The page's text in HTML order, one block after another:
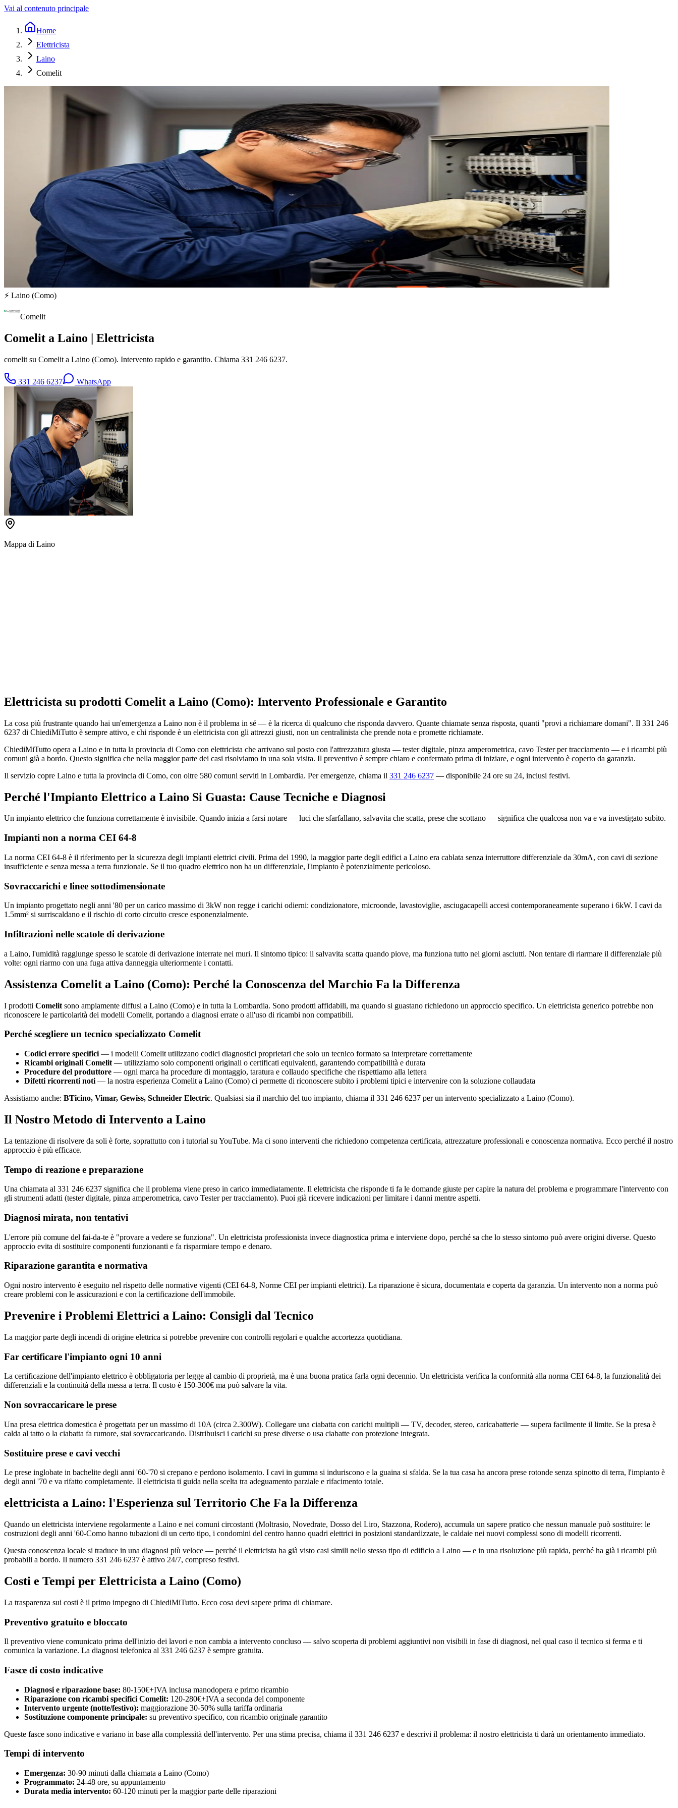
Vai al contenuto principale
Home
Elettricista
Laino
Comelit
⚡ Laino (Como)
Comelit
Comelit a Laino | Elettricista
comelit su Comelit a Laino (Como). Intervento rapido e garantito. Chiama 331 246 6237.
331 246 6237 WhatsApp
Mappa di Laino
Elettricista su prodotti Comelit a Laino (Como): Intervento Professionale e Garantito
La cosa più frustrante quando hai un'emergenza a Laino non è il problema in sé — è la ricerca di qualcuno che risponda davvero. Quante chiamate senza risposta, quanti "provi a richiamare domani". Il 331 246
6237 di ChiediMiTutto è sempre attivo, e chi risponde è un elettricista con gli attrezzi giusti, non un centralinista che prende nota e promette richiamate.
ChiediMiTutto opera a Laino e in tutta la provincia di Como con elettricista che arrivano sul posto con l'attrezzatura giusta — tester digitale, pinza amperometrica, cavo Tester per tracciamento — e i ricambi più
comuni già a bordo. Questo significa che nella maggior parte dei casi risolviamo in una sola visita. Il preventivo è sempre chiaro e confermato prima di iniziare, e ogni intervento è coperto da garanzia.
Il servizio copre Laino e tutta la provincia di Como, con oltre 580 comuni serviti in Lombardia. Per emergenze, chiama il 331 246 6237 — disponibile 24 ore su 24, inclusi festivi.
Perché l'Impianto Elettrico a Laino Si Guasta: Cause Tecniche e Diagnosi
Un impianto elettrico che funziona correttamente è invisibile. Quando inizia a farsi notare — luci che sfarfallano, salvavita che scatta, prese che scottano — significa che qualcosa non va e va investigato subito.
Impianti non a norma CEI 64-8
La norma CEI 64-8 è il riferimento per la sicurezza degli impianti elettrici civili. Prima del 1990, la maggior parte degli edifici a Laino era cablata senza interruttore differenziale da 30mA, con cavi di sezione
insufficiente e senza messa a terra funzionale. Se il tuo quadro elettrico non ha un differenziale, l'impianto è potenzialmente pericoloso.
Sovraccarichi e linee sottodimensionate
Un impianto progettato negli anni '80 per un carico massimo di 3kW non regge i carichi odierni: condizionatore, microonde, lavastoviglie, asciugacapelli accesi contemporaneamente superano i 6kW. I cavi da
1.5mm² si surriscaldano e il rischio di corto circuito cresce esponenzialmente.
Infiltrazioni nelle scatole di derivazione
a Laino, l'umidità raggiunge spesso le scatole di derivazione interrate nei muri. Il sintomo tipico: il salvavita scatta quando piove, ma funziona tutto nei giorni asciutti. Non tentare di riarmare il differenziale più
volte: ogni riarmo con una fuga attiva danneggia ulteriormente i contatti.
Assistenza Comelit a Laino (Como): Perché la Conoscenza del Marchio Fa la Differenza
I prodotti Comelit sono ampiamente diffusi a Laino (Como) e in tutta la Lombardia. Sono prodotti affidabili, ma quando si guastano richiedono un approccio specifico. Un elettricista generico potrebbe non
riconoscere le particolarità dei modelli Comelit, portando a diagnosi errate o all'uso di ricambi non compatibili.
Perché scegliere un tecnico specializzato Comelit
Codici errore specifici — i modelli Comelit utilizzano codici diagnostici proprietari che solo un tecnico formato sa interpretare correttamente
Ricambi originali Comelit — utilizziamo solo componenti originali o certificati equivalenti, garantendo compatibilità e durata
Procedure del produttore — ogni marca ha procedure di montaggio, taratura e collaudo specifiche che rispettiamo alla lettera
Difetti ricorrenti noti — la nostra esperienza Comelit a Laino (Como) ci permette di riconoscere subito i problemi tipici e intervenire con la soluzione collaudata
Assistiamo anche: BTicino, Vimar, Gewiss, Schneider Electric. Qualsiasi sia il marchio del tuo impianto, chiama il 331 246 6237 per un intervento specializzato a Laino (Como).
Il Nostro Metodo di Intervento a Laino
La tentazione di risolvere da soli è forte, soprattutto con i tutorial su YouTube. Ma ci sono interventi che richiedono competenza certificata, attrezzature professionali e conoscenza normativa. Ecco perché il nostro
approccio è più efficace.
Tempo di reazione e preparazione
Una chiamata al 331 246 6237 significa che il problema viene preso in carico immediatamente. Il elettricista che risponde ti fa le domande giuste per capire la natura del problema e programmare l'intervento con
gli strumenti adatti (tester digitale, pinza amperometrica, cavo Tester per tracciamento). Puoi già ricevere indicazioni per limitare i danni mentre aspetti.
Diagnosi mirata, non tentativi
L'errore più comune del fai-da-te è "provare a vedere se funziona". Un elettricista professionista invece diagnostica prima e interviene dopo, perché sa che lo stesso sintomo può avere origini diverse. Questo
approccio evita di sostituire componenti funzionanti e fa risparmiare tempo e denaro.
Riparazione garantita e normativa
Ogni nostro intervento è eseguito nel rispetto delle normative vigenti (CEI 64-8, Norme CEI per impianti elettrici). La riparazione è sicura, documentata e coperta da garanzia. Un intervento non a norma può
creare problemi con le assicurazioni e con la certificazione dell'immobile.
Prevenire i Problemi Elettrici a Laino: Consigli dal Tecnico
La maggior parte degli incendi di origine elettrica si potrebbe prevenire con controlli regolari e qualche accortezza quotidiana.
Far certificare l'impianto ogni 10 anni
La certificazione dell'impianto elettrico è obbligatoria per legge al cambio di proprietà, ma è una buona pratica farla ogni decennio. Un elettricista verifica la conformità alla norma CEI 64-8, la funzionalità dei
differenziali e la continuità della messa a terra. Il costo è 150-300€ ma può salvare la vita.
Non sovraccaricare le prese
Una presa elettrica domestica è progettata per un massimo di 10A (circa 2.300W). Collegare una ciabatta con carichi multipli — TV, decoder, stereo, caricabatterie — supera facilmente il limite. Se la presa è
calda al tatto o la ciabatta fa rumore, stai sovraccaricando. Distribuisci i carichi su prese diverse o usa ciabatte con protezione integrata.
Sostituire prese e cavi vecchi
Le prese inglobate in bachelite degli anni '60-'70 si crepano e perdono isolamento. I cavi in gumma si induriscono e la guaina si sfalda. Se la tua casa ha ancora prese rotonde senza spinotto di terra, l'impianto è
degli anni '70 e va rifatto completamente. Il elettricista ti guida nella scelta tra adeguamento parziale e rifacimento totale.
elettricista a Laino: l'Esperienza sul Territorio Che Fa la Differenza
Quando un elettricista interviene regolarmente a Laino e nei comuni circostanti (Moltrasio, Novedrate, Dosso del Liro, Stazzona, Rodero), accumula un sapere pratico che nessun manuale può sostituire: le
costruzioni degli anni '60-Como hanno tubazioni di un certo tipo, i condomini del centro hanno quadri elettrici in posizioni standardizzate, le caldaie nei nuovi complessi sono di modelli ricorrenti.
Questa conoscenza locale si traduce in una diagnosi più veloce — perché il elettricista ha già visto casi simili nello stesso tipo di edificio a Laino — e in una risoluzione più rapida, perché ha già i ricambi più
probabili a bordo. Il numero 331 246 6237 è attivo 24/7, compreso festivi.
Costi e Tempi per Elettricista a Laino (Como)
La trasparenza sui costi è il primo impegno di ChiediMiTutto. Ecco cosa devi sapere prima di chiamare.
Preventivo gratuito e bloccato
Il preventivo viene comunicato prima dell'inizio dei lavori e non cambia a intervento concluso — salvo scoperta di problemi aggiuntivi non visibili in fase di diagnosi, nel qual caso il tecnico si ferma e ti
comunica la variazione. La diagnosi telefonica al 331 246 6237 è sempre gratuita.
Fasce di costo indicative
Diagnosi e riparazione base: 80-150€+IVA inclusa manodopera e primo ricambio
Riparazione con ricambi specifici Comelit: 120-280€+IVA a seconda del componente
Intervento urgente (notte/festivo): maggiorazione 30-50% sulla tariffa ordinaria
Sostituzione componente principale: su preventivo specifico, con ricambio originale garantito
Queste fasce sono indicative e variano in base alla complessità dell'intervento. Per una stima precisa, chiama il 331 246 6237 e descrivi il problema: il nostro elettricista ti darà un orientamento immediato.
Tempi di intervento
Emergenza: 30-90 minuti dalla chiamata a Laino (Como)
Programmato: 24-48 ore, su appuntamento
Durata media intervento: 60-120 minuti per la maggior parte delle riparazioni